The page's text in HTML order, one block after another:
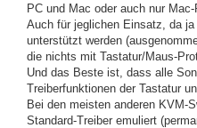
PC und Mac oder auch nur
Auch für jeglichen Einsatz, da
unterstützt werden
die nichts mit Tastatur/Maus-
Und das Beste ist, dass alle
Treiberfunktionen der Tastatur
Bei den meisten anderen KVM-
Standard-Treiber emuliert